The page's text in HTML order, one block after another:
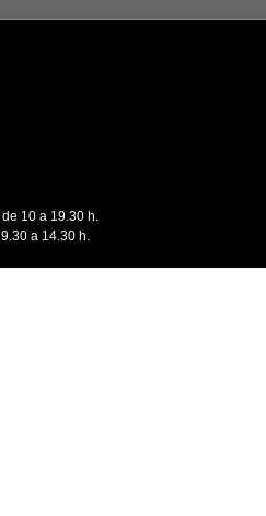
10 a 19.30 h.
a 14.30 h.